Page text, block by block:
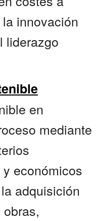
innovación
liderazgo
en
mediante
económicos
adquisición